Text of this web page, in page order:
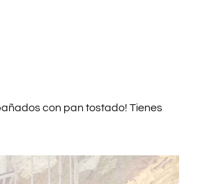
con pan tostado! Tienes